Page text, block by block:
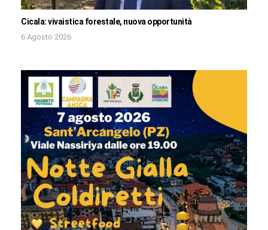
Cicala: vivaistica forestale, nuova opportunità
6 Agosto 2026